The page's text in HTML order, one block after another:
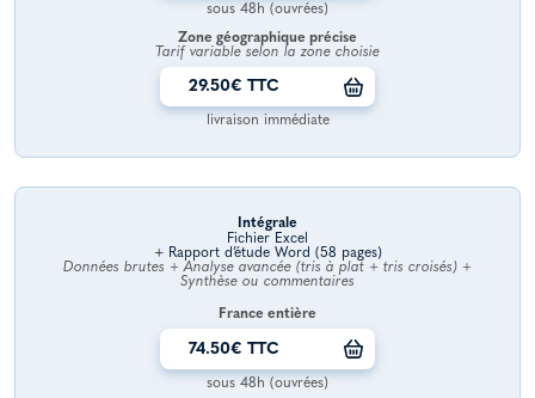
sous 48h (ouvrées)
Zone géographique précise
Tarif variable selon la zone choisie
29.50€ TTC
livraison immédiate
Intégrale
Fichier Excel
+ Rapport d’étude Word (58 pages)
Données brutes + Analyse avancée (tris à plat + tris croisés) +
Synthèse ou commentaires
France entière
74.50€ TTC
sous 48h (ouvrées)